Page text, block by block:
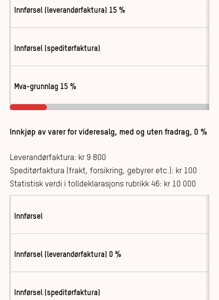
Innførsel (leverandørfaktura) 15 %
Innførsel (speditørfaktura)
Mva-grunnlag 15 %
Innkjøp av varer for videresalg, med og uten fradrag, 0 %
Leverandørfaktura: kr 9 800
Speditørfaktura (frakt, forsikring, gebyrer etc.): kr 100
Statistisk verdi i tolldeklarasjons rubrikk 46: kr 10 000
Innførsel
Innførsel (leverandørfaktura) 0 %
Innførsel (speditørfaktura)